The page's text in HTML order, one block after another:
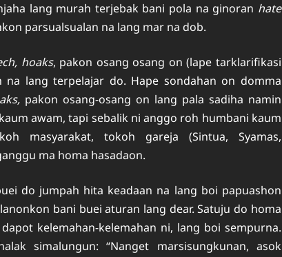
lang murah terjebak bani pola na ginoran hate
parsualsualan na lang mar na dob.
hoaks, pakon osang osang on (lape tarklarifikasi
lang terpelajar do. Hape sondahan on domma
pakon osang-osang on lang pala sadiha namin
awam, tapi sebalik ni anggo roh humbani kaum
masyarakat, tokoh gareja (Sintua, Syamas,
ma homa hasadaon.
do jumpah hita keadaan na lang boi papuashon
bani buei aturan lang dear. Satuju do homa
kelemahan-kelemahan ni, lang boi sempurna.
simalungun: “Nanget marsisungkunan, asok